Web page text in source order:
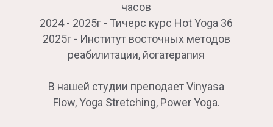
часов
2024 - 2025г - Тичерс курс Hot Yoga 36
2025г - Институт восточных методов
реабилитации, йогатерапия
В нашей студии преподает Vinyasa
Flow, Yoga Stretching, Power Yoga.